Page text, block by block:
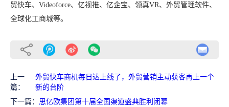
贸快车、Videoforce、亿视推、亿企宝、领真VR、外贸管理软件、
全球化工商城等。
上一
篇：
外贸快车商机每日达上线了，外贸营销主动获客再上一个
新的台阶
下一篇： 思亿欧集团第十届全国渠道盛典胜利闭幕